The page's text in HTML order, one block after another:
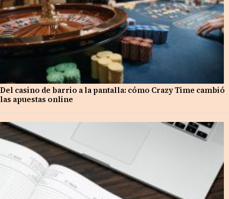
Del casino de barrio a la pantalla: cómo Crazy Time cambió
las apuestas online